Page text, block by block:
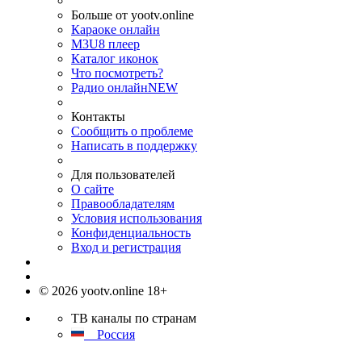
Больше от yootv.online
Караоке онлайн
M3U8 плеер
Каталог иконок
Что посмотреть?
Радио онлайнNEW
Контакты
Сообщить о проблеме
Написать в поддержку
Для пользователей
О сайте
Правообладателям
Условия использования
Конфиденциальность
Вход и регистрация
© 2026 yootv.online 18+
ТВ каналы по странам
Россия